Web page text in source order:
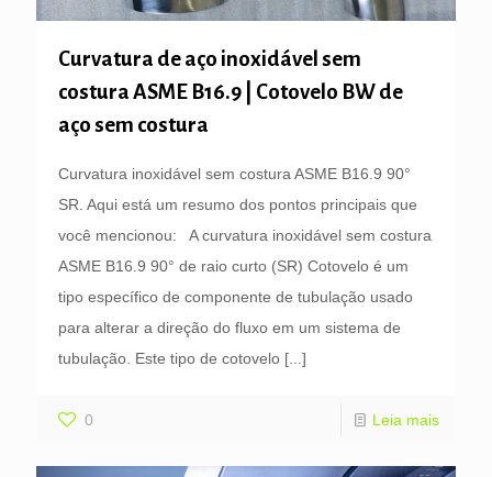
Curvatura de aço inoxidável sem
costura ASME B16.9 | Cotovelo BW de
aço sem costura
Curvatura inoxidável sem costura ASME B16.9 90°
SR. Aqui está um resumo dos pontos principais que
você mencionou: A curvatura inoxidável sem costura
ASME B16.9 90° de raio curto (SR) Cotovelo é um
tipo específico de componente de tubulação usado
para alterar a direção do fluxo em um sistema de
tubulação. Este tipo de cotovelo [...]
0 Leia mais